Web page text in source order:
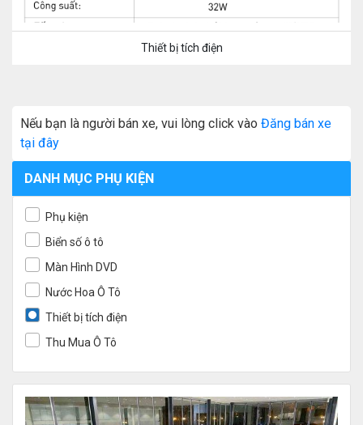
2,000,000 ₫.là:
1,699,000 ₫.
Thiết bị tích điện
Nếu bạn là người bán xe, vui lòng click vào Đăng bán xe
tại đây
DANH MỤC PHỤ KIỆN
Phụ kiện
Biển số ô tô
Màn Hình DVD
Nước Hoa Ô Tô
Thiết bị tích điện
Thu Mua Ô Tô